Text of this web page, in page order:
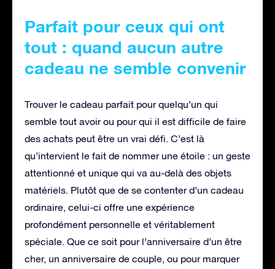
Parfait pour ceux qui ont
tout : quand aucun autre
cadeau ne semble convenir
Trouver le cadeau parfait pour quelqu’un qui
semble tout avoir ou pour qui il est difficile de faire
des achats peut être un vrai défi. C’est là
qu’intervient le fait de nommer une étoile : un geste
attentionné et unique qui va au-delà des objets
matériels. Plutôt que de se contenter d’un cadeau
ordinaire, celui-ci offre une expérience
profondément personnelle et véritablement
spéciale. Que ce soit pour l’anniversaire d’un être
cher, un anniversaire de couple, ou pour marquer